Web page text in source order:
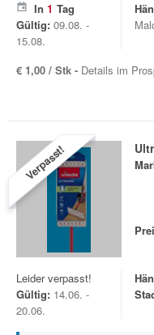
In 1 Tag
Gültig: 09.08. -
15.08.
€ 1,00 / Stk - Details im
Verpasst!
Leider verpasst!
Gültig: 14.06. -
20.06.